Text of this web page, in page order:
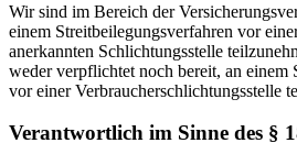
Wir sind im Bereich der
einem Streitbeilegungsverfahren vor
anerkannten Schlichtungsstelle
weder verpflichtet noch bereit, an einem
vor einer Verbraucherschlichtungsstelle
Verantwortlich im Sinne des §